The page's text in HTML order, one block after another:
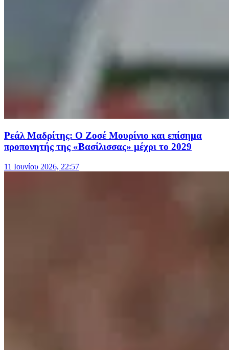
Ρεάλ Μαδρίτης: Ο Ζοσέ Μουρίνιο και επίσημα
προπονητής της «Βασίλισσας» μέχρι το 2029
11 Ιουνίου 2026, 22:57